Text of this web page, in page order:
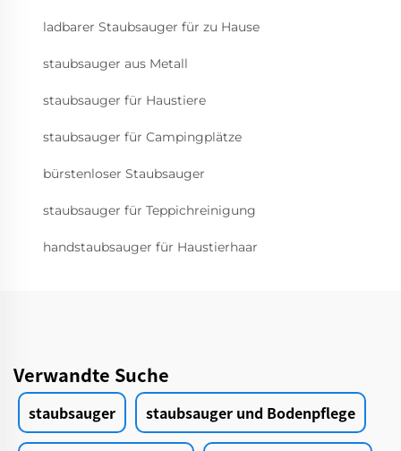
ladbarer Staubsauger für zu Hause
staubsauger aus Metall
staubsauger für Haustiere
staubsauger für Campingplätze
bürstenloser Staubsauger
staubsauger für Teppichreinigung
handstaubsauger für Haustierhaar
Verwandte Suche
staubsauger staubsauger und Bodenpflege